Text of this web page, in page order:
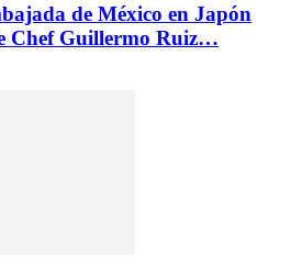
de México en Japón
Chef Guillermo Ruiz…